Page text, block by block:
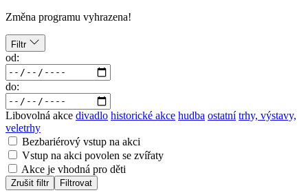
Změna programu vyhrazena!
Filtr
od:
do:
Libovolná akce divadlo historické akce hudba ostatní trhy, výstavy,
veletrhy
Bezbariérový vstup na akci
Vstup na akci povolen se zvířaty
Akce je vhodná pro děti
Zrušit filtr Filtrovat